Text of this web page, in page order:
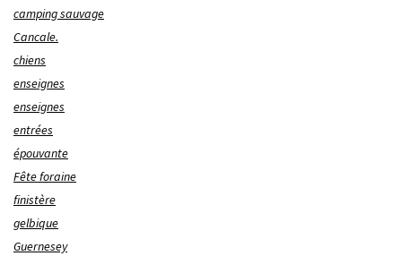
camping sauvage
Cancale.
chiens
enseignes
enseignes
entrées
épouvante
Fête foraine
finistère
gelbique
Guernesey